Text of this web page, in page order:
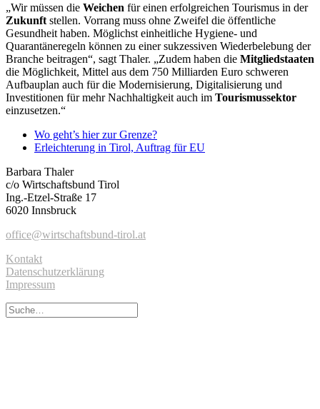
„Wir müssen die Weichen für einen erfolgreichen Tourismus in der
Zukunft stellen. Vorrang muss ohne Zweifel die öffentliche
Gesundheit haben. Möglichst einheitliche Hygiene- und
Quarantäneregeln können zu einer sukzessiven Wiederbelebung der
Branche beitragen“, sagt Thaler. „Zudem haben die Mitgliedstaaten
die Möglichkeit, Mittel aus dem 750 Milliarden Euro schweren
Aufbauplan auch für die Modernisierung, Digitalisierung und
Investitionen für mehr Nachhaltigkeit auch im Tourismussektor
einzusetzen.“
Wo geht’s hier zur Grenze?
Erleichterung in Tirol, Auftrag für EU
Barbara Thaler
c/o Wirtschaftsbund Tirol
Ing.-Etzel-Straße 17
6020 Innsbruck
office@wirtschaftsbund-tirol.at
Kontakt
Datenschutzerklärung
Impressum